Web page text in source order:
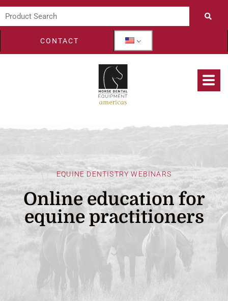
CONTACT
EQUINE DENTISTRY WEBINARS
Online education for
equine practitioners